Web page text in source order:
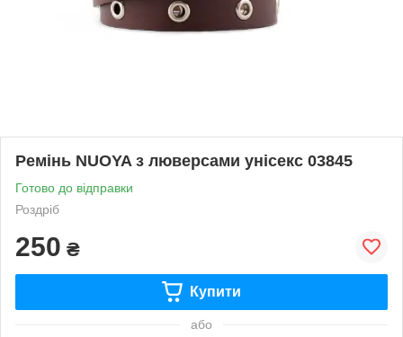
Ремінь NUOYA з люверсами унісекс 03845
Готово до відправки
Роздріб
250 ₴
Купити
або